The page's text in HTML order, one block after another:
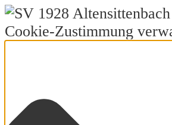
Cookie-Zustimmung